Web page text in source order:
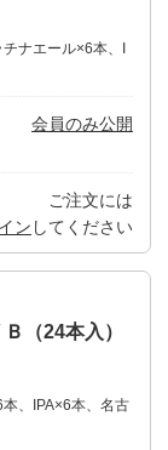
ナエール×6本、I
会員のみ公開
ご注文には
ン してください
（24本入）
、IPA×6本、名古